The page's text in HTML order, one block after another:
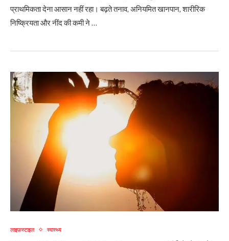
प्राथमिकता देना आसान नहीं रहा। बढ़ते तनाव, अनियमित खानपान, शारीरिक
निष्क्रियता और नींद की कमी ने …
लाइफ़स्टाइल स्वास्थ्य